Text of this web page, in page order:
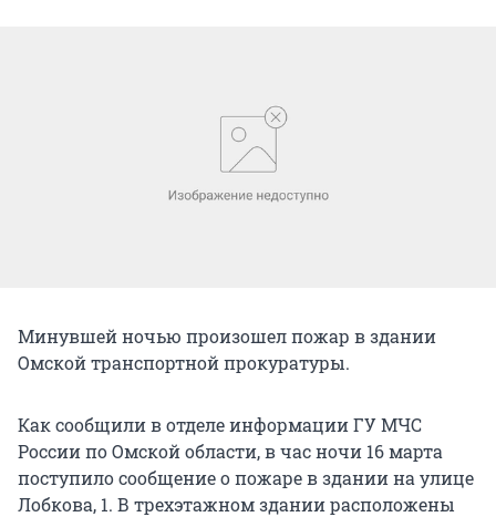
Минувшей ночью произошел пожар в здании
Омской транспортной прокуратуры.
Как сообщили в отделе информации ГУ МЧС
России по Омской области, в час ночи 16 марта
поступило сообщение о пожаре в здании на улице
Лобкова, 1. В трехэтажном здании расположены